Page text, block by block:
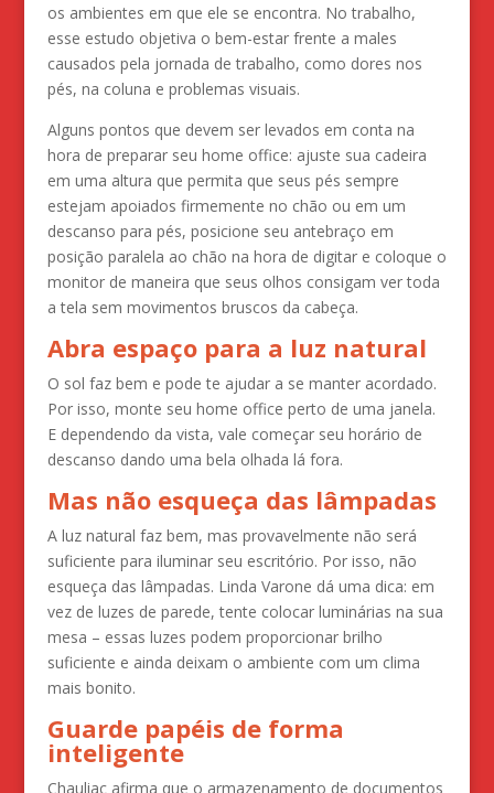
os ambientes em que ele se encontra. No trabalho,
esse estudo objetiva o bem-estar frente a males
causados pela jornada de trabalho, como dores nos
pés, na coluna e problemas visuais.
Alguns pontos que devem ser levados em conta na
hora de preparar seu home office: ajuste sua cadeira
em uma altura que permita que seus pés sempre
estejam apoiados firmemente no chão ou em um
descanso para pés, posicione seu antebraço em
posição paralela ao chão na hora de digitar e coloque o
monitor de maneira que seus olhos consigam ver toda
a tela sem movimentos bruscos da cabeça.
Abra espaço para a luz natural
O sol faz bem e pode te ajudar a se manter acordado.
Por isso, monte seu home office perto de uma janela.
E dependendo da vista, vale começar seu horário de
descanso dando uma bela olhada lá fora.
Mas não esqueça das lâmpadas
A luz natural faz bem, mas provavelmente não será
suficiente para iluminar seu escritório. Por isso, não
esqueça das lâmpadas. Linda Varone dá uma dica: em
vez de luzes de parede, tente colocar luminárias na sua
mesa – essas luzes podem proporcionar brilho
suficiente e ainda deixam o ambiente com um clima
mais bonito.
Guarde papéis de forma
inteligente
Chauliac afirma que o armazenamento de documentos